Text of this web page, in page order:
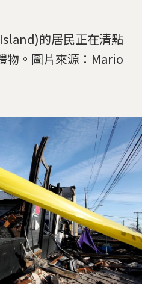
的居民正在清點
物。圖片來源：Mario